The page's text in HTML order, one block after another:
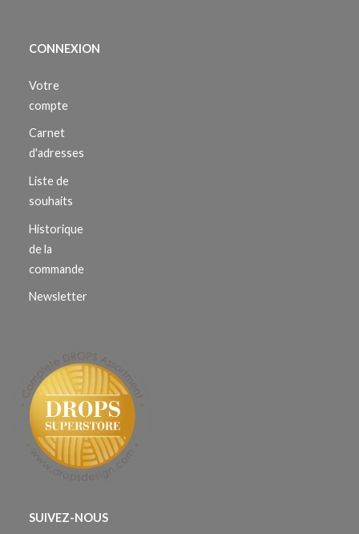
CONNEXION
Votre
compte
Carnet
d'adresses
Liste de
souhaits
Historique
de la
commande
Newsletter
SUIVEZ-NOUS